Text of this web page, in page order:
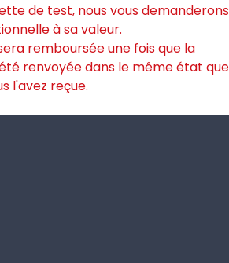
de test, nous vous demanderons
à sa valeur.
remboursée une fois que la
renvoyée dans le même état que
l'avez reçue.